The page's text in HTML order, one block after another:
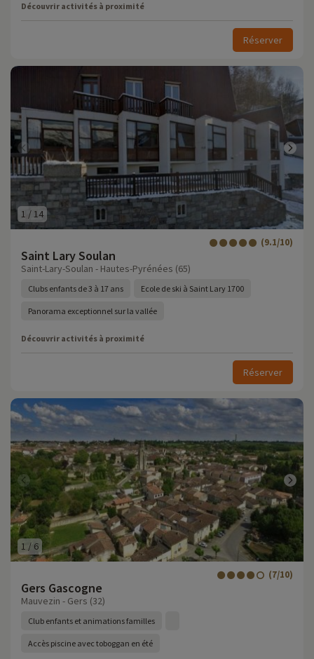
Découvrir activités à proximité
Réserver
1 / 14
Saint Lary Soulan
(9.1/10)
Saint-Lary-Soulan - Hautes-Pyrénées (65)
Clubs enfants de 3 à 17 ans Ecole de ski à Saint Lary 1700
Panorama exceptionnel sur la vallée
Découvrir activités à proximité
Réserver
1 / 6
Gers Gascogne
(7/10)
Mauvezin - Gers (32)
Club enfants et animations familles
Accès piscine avec toboggan en été